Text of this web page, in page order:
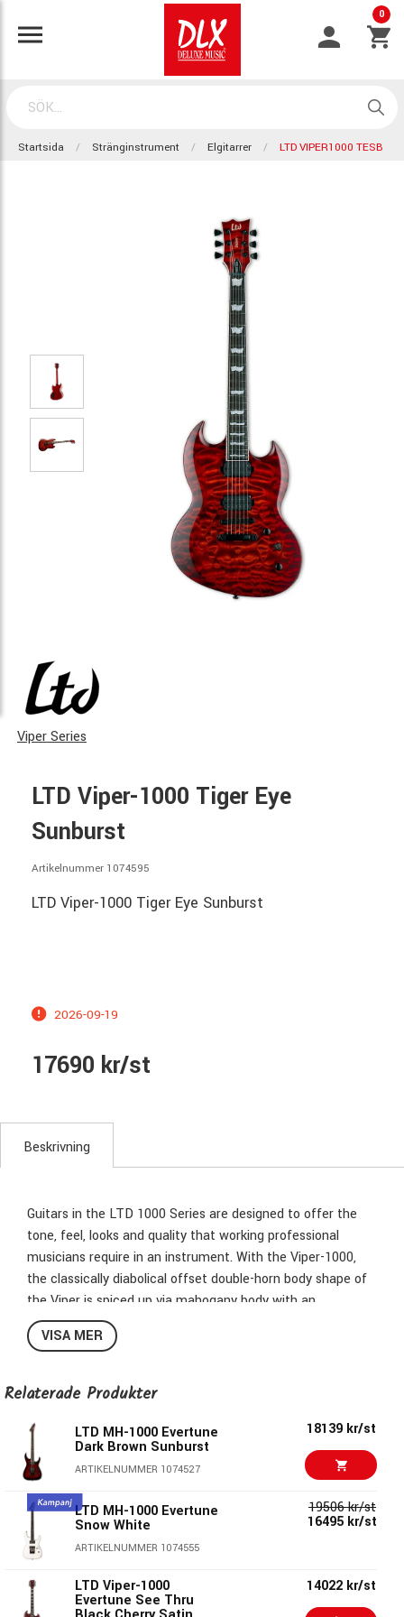
0
Startsida Stränginstrument Elgitarrer LTD VIPER1000 TESB
Viper Series
LTD Viper-1000 Tiger Eye
Sunburst
Artikelnummer 1074595
LTD Viper-1000 Tiger Eye Sunburst
2026-09-19
17690 kr/st
Beskrivning
Guitars in the LTD 1000 Series are designed to offer the
tone, feel, looks and quality that working professional
musicians require in an instrument. With the Viper-1000,
the classically diabolical offset double-horn body shape of
the Viper is spiced up via mahogany body with an
exceptional quilted maple top, and a three-piece mahogany
neck. This LTD Deluxe Viper model also includes top-tier
(neck) and Pegasus (bridge) passive pickups, splittable by
TonePros locking TOM bridge and tailpiece, and LTD
locking tuners. Available in See Thru Purple Sunburst and
Tiger Eye Sunburst finishes.
Construction: Set-Thru
Scale: 24.75''
Body: Mahogany
Neck: 3pc Mahogany
Fingerboard: Macassar Ebony
VISA MER
Relaterade Produkter
LTD MH-1000 Evertune
Dark Brown Sunburst
ARTIKELNUMMER 1074527
18139 kr/st
LTD MH-1000 Evertune
Snow White
ARTIKELNUMMER 1074555
19506 kr/st
16495 kr/st
LTD Viper-1000
Evertune See Thru
14022 kr/st